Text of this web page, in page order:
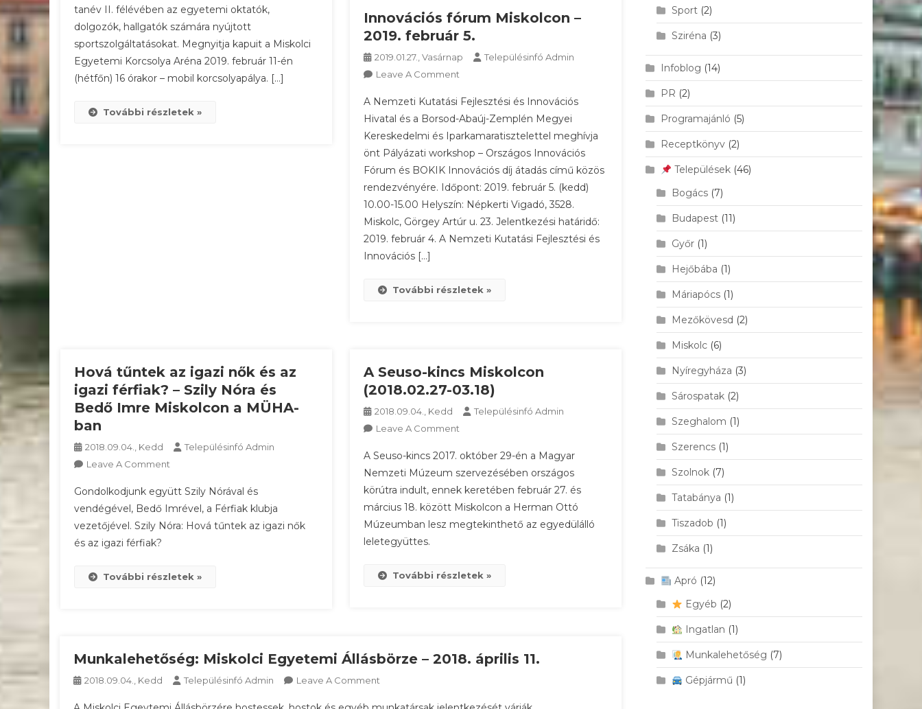
Aréna
tanév II. félévében az egyetemi oktatók,
dolgozók, hallgatók számára nyújtott
sportszolgáltatásokat. Megnyitja kapuit a Miskolci
Egyetemi Korcsolya Aréna 2019. február 11-én
(hétfőn) 16 órakor – mobil korcsolyapálya. […]
További részletek »
Innovációs fórum Miskolcon –
2019. február 5.
2019.01.27., Vasárnap
Településinfó Admin
Leave A CommentOn
Fórum
Miskolcon
–
2019.
Február
5.
A Nemzeti Kutatási Fejlesztési és Innovációs
Hivatal és a Borsod-Abaúj-Zemplén Megyei
Kereskedelmi és Iparkamaratisztelettel meghívja
önt Pályázati workshop – Országos Innovációs
Fórum és BOKIK Innovációs díj átadás című közös
rendezvényére. Időpont: 2019. február 5. (kedd)
10.00-15.00 Helyszín: Népkerti Vigadó, 3528.
Miskolc, Görgey Artúr u. 23. Jelentkezési határidő:
2019. február 4. A Nemzeti Kutatási Fejlesztési és
Innovációs […]
További részletek »
Hová tűntek az igazi nők és az
igazi férfiak? – Szily Nóra és
Bedő Imre Miskolcon a MÜHA-
ban
2018.09.04., Kedd
Településinfó Admin
Leave A CommentOn
Tűntek
Az
Igazi
Az
Nóra
Bedő
Imre
Gondolkodjunk együtt Szily Nórával és
vendégével, Bedő Imrével, a Férfiak klubja
vezetőjével. Szily Nóra: Hová tűntek az igazi nők
és az igazi férfiak?
További részletek »
A Seuso-kincs Miskolcon
(2018.02.27-03.18)
2018.09.04., Kedd
Településinfó Admin
Leave A CommentOn
Seuso-
Kincs
Miskolcon
(2018.02.27-
03.18)
A Seuso-kincs 2017. október 29-én a Magyar
Nemzeti Múzeum szervezésében országos
körútra indult, ennek keretében február 27. és
március 18. között Miskolcon a Herman Ottó
Múzeumban lesz megtekinthető az egyedülálló
leletegyüttes.
További részletek »
Munkalehetőség: Miskolci Egyetemi Állásbörze – 2018. április 11.
2018.09.04., Kedd Településinfó Admin Leave A Comment
Sport (2)
Sziréna (3)
Infoblog (14)
PR (2)
Programajánló (5)
Receptkönyv (2)
Települések (46)
Bogács (7)
Budapest (11)
Győr (1)
Hejőbába (1)
Máriapócs (1)
Mezőkövesd (2)
Miskolc (6)
Nyíregyháza (3)
Sárospatak (2)
Szeghalom (1)
Szerencs (1)
Szolnok (7)
Tatabánya (1)
Tiszadob (1)
Zsáka (1)
Apró (12)
Egyéb (2)
Ingatlan (1)
Munkalehetőség (7)
Gépjármű (1)